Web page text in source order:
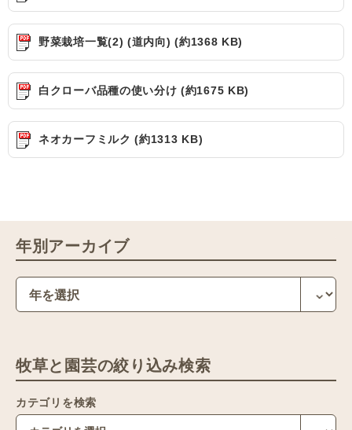
野菜栽培一覧(2) (道内向) (約1368 KB)
白クローバ品種の使い分け (約1675 KB)
ネオカーフミルク (約1313 KB)
年別アーカイブ
牧草と園芸の絞り込み検索
カテゴリを検索